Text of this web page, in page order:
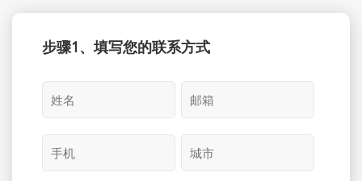
步骤1、填写您的联系方式